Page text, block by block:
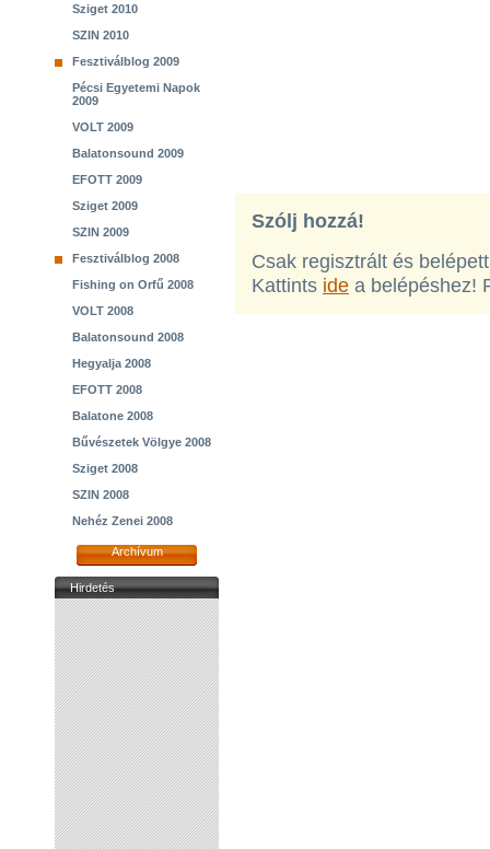
Sziget 2010
SZIN 2010
Fesztiválblog 2009
Pécsi Egyetemi Napok
2009
VOLT 2009
Balatonsound 2009
EFOTT 2009
Sziget 2009
SZIN 2009
Fesztiválblog 2008
Fishing on Orfű 2008
VOLT 2008
Balatonsound 2008
Hegyalja 2008
EFOTT 2008
Balatone 2008
Bűvészetek Völgye 2008
Sziget 2008
SZIN 2008
Nehéz Zenei 2008
Archívum
Hirdetés
Szólj hozzá!
Csak regisztrált és
Kattints ide a belépéshez!